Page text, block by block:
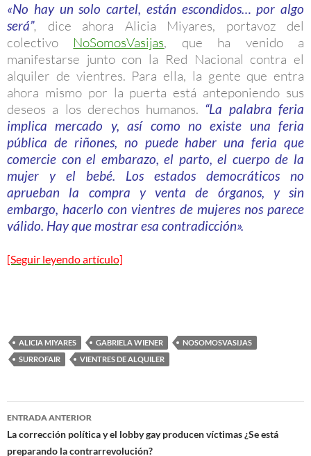
«No hay un solo cartel, están escondidos… por algo
será”, dice ahora Alicia Miyares, portavoz del
colectivo
NoSomosVasijas, que ha venido a
manifestarse junto con la Red Nacional contra el
alquiler de vientres. Para ella, la gente que entra
ahora mismo por la puerta está anteponiendo sus
deseos a los derechos humanos. “La palabra feria
implica mercado y, así como no existe una feria
pública de riñones, no puede haber una feria que
comercie con el embarazo, el parto, el cuerpo de la
mujer y el bebé. Los estados democráticos no
aprueban la compra y venta de órganos, y sin
embargo, hacerlo con vientres de mujeres nos parece
válido. Hay que mostrar esa contradicción».
[Seguir leyendo artículo]
ALICIA MIYARES GABRIELA WIENER
NOSOMOSVASIJAS
SURROFAIR
VIENTRES DE ALQUILER
Navegación
de
ENTRADA ANTERIOR
La corrección política y el lobby gay producen víctimas ¿Se está
preparando la contrarrevolución?